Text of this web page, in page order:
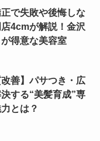
で失敗や後悔しな
4cmが解説！金沢
得意な美容室
改善】パサつき・広
する“美髪育成”専
とは？